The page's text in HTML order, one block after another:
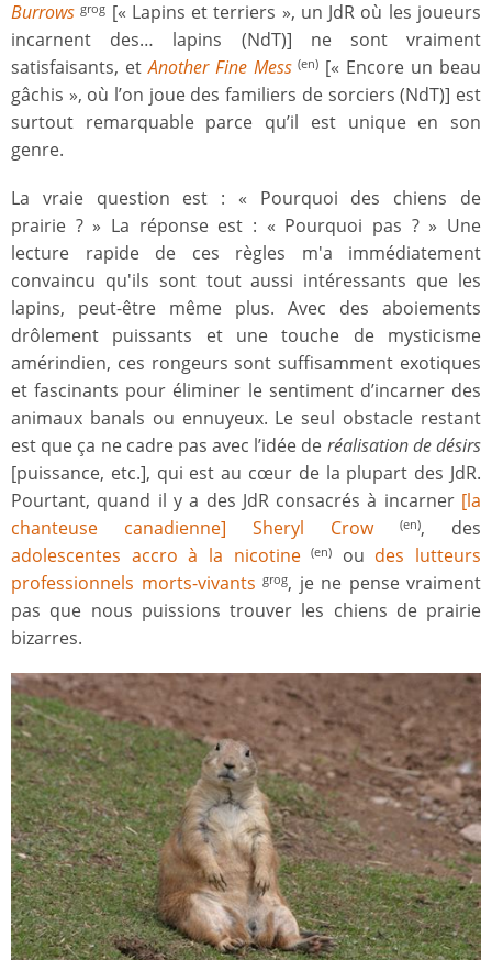
Burrows grog [« Lapins et terriers », un JdR où les joueurs
incarnent des… lapins (NdT)] ne sont vraiment
satisfaisants, etAnother Fine Mess (en) [« Encore un beau
gâchis », où l’on joue des familiers de sorciers (NdT)] est
surtout remarquable parce qu’il est unique en son
genre.
La vraie question est : « Pourquoi des chiens de
prairie ? » La réponse est : « Pourquoi pas ? » Une
lecture rapide de ces règles m'a immédiatement
convaincu qu'ils sont tout aussi intéressants que les
lapins, peut-être même plus. Avec des aboiements
drôlement puissants et une touche de mysticisme
amérindien, ces rongeurs sont suffisamment exotiques
et fascinants pour éliminer le sentiment d’incarner des
animaux banals ou ennuyeux. Le seul obstacle restant
est que ça ne cadre pas avec l’idée de réalisation de désirs
[puissance, etc.], qui est au cœur de la plupart des JdR.
Pourtant, quand il y a des JdR consacrés à incarner [la
chanteuse canadienne] Sheryl Crow
(en), des
adolescentes accro à la nicotine
(en) ou des lutteurs
professionnels morts-vivants grog, je ne pense vraiment
pas que nous puissions trouver les chiens de prairie
bizarres.